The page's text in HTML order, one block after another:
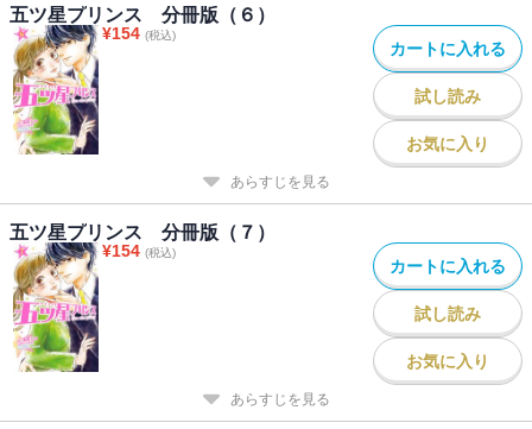
五ツ星プリンス 分冊版（６）
¥154 (税込)
カートに入れる
試し読み
お気に入り
あらすじを見る
五ツ星プリンス 分冊版（７）
¥154 (税込)
カートに入れる
試し読み
お気に入り
あらすじを見る